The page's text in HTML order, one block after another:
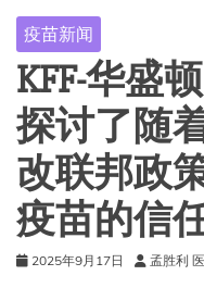
疫苗新闻
KFF-华盛
探讨了随
改联邦政
疫苗的信
2025年9月17日 孟胜利